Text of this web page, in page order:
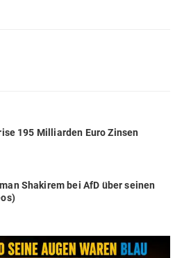
195 Mil­li­arden Euro Zinsen
Shakirem bei AfD über seinen